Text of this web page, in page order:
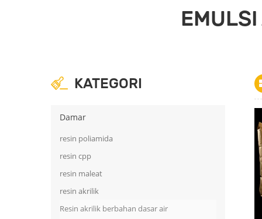
KATEGORI
Damar
resin poliamida
resin cpp
resin maleat
resin akrilik
Resin akrilik berbahan dasar air